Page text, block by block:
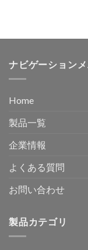
ナビゲーション
Home
製品一覧
企業情報
よくある質問
お問い合わせ
製品カテゴリ